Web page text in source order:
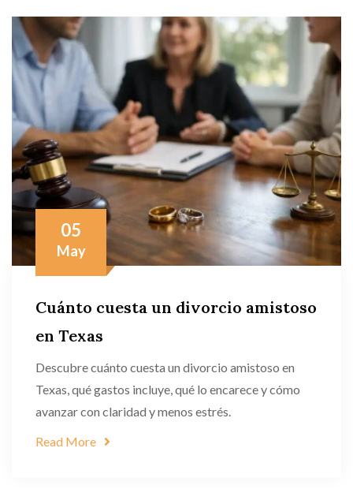
05
May
Cuánto cuesta un divorcio amistoso
en Texas
Descubre cuánto cuesta un divorcio amistoso en
Texas, qué gastos incluye, qué lo encarece y cómo
avanzar con claridad y menos estrés.
Read More